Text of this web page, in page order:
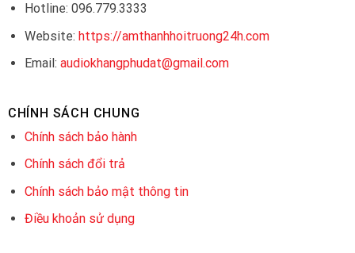
Hotline: 096.779.3333
Website: https://amthanhhoitruong24h.com
Email: audiokhangphudat@gmail.com
CHÍNH SÁCH CHUNG
Chính sách bảo hành
Chính sách đổi trả
Chính sách bảo mật thông tin
Điều khoản sử dụng